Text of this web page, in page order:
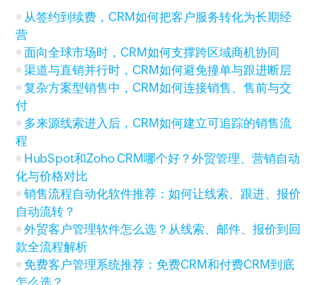
从签约到续费，CRM如何把客户服务转化为长期经
营
面向全球市场时，CRM如何支撑跨区域商机协同
渠道与直销并行时，CRM如何避免撞单与跟进断层
复杂方案型销售中，CRM如何连接销售、售前与交
付
多来源线索进入后，CRM如何建立可追踪的销售流
程
HubSpot和Zoho CRM哪个好？外贸管理、营销自动
化与价格对比
销售流程自动化软件推荐：如何让线索、跟进、报价
自动流转？
外贸客户管理软件怎么选？从线索、邮件、报价到回
款全流程解析
免费客户管理系统推荐：免费CRM和付费CRM到底
怎么选？